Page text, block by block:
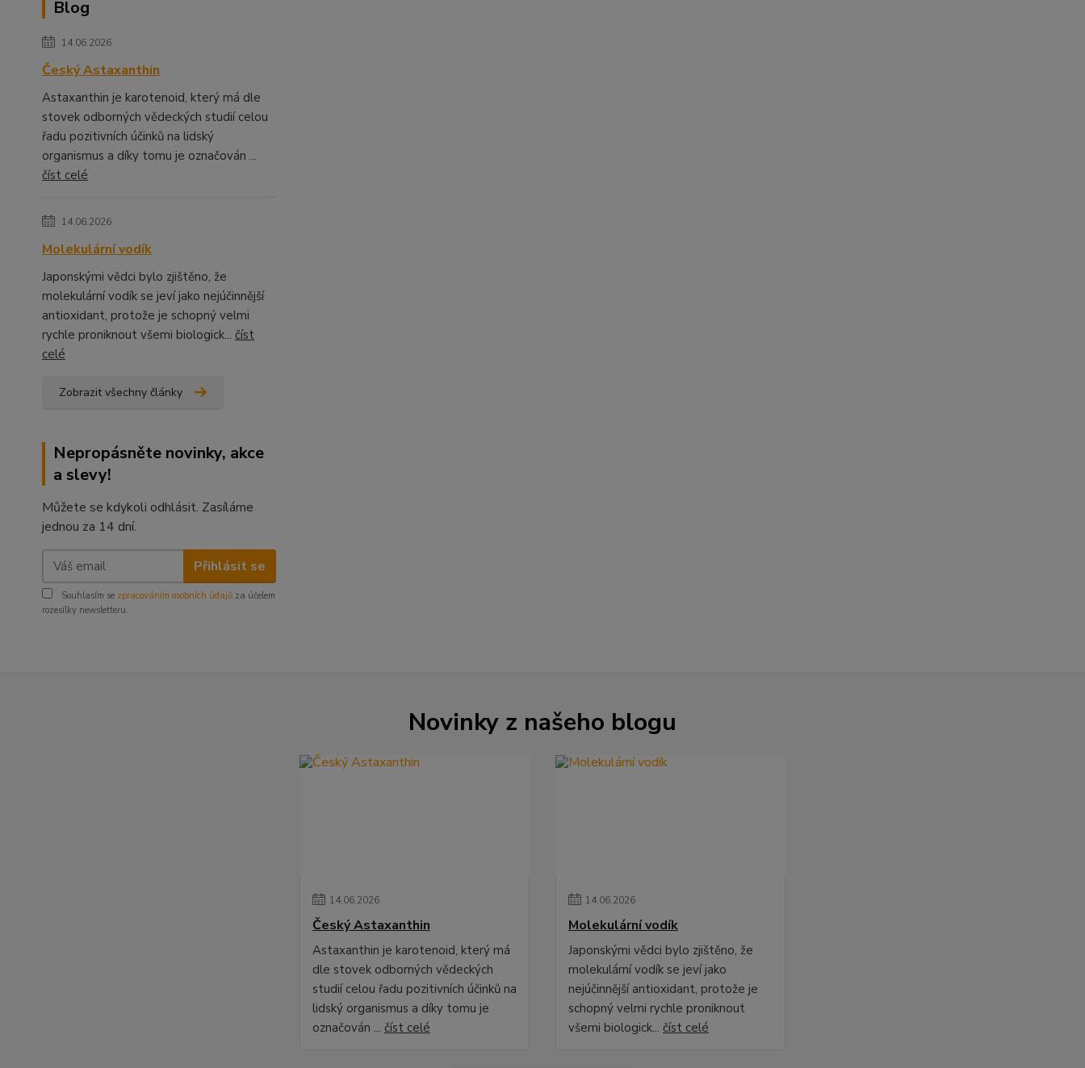
Blog
14.06.2026
Český Astaxanthin
Astaxanthin je karotenoid, který má dle
stovek odborných vědeckých studií celou
řadu pozitivních účinků na lidský
organismus a díky tomu je označován ...
číst celé
14.06.2026
Molekulární vodík
Japonskými vědci bylo zjištěno, že
molekulární vodík se jeví jako nejúčinnější
antioxidant, protože je schopný velmi
rychle proniknout všemi biologick... číst
celé
Zobrazit všechny články
Nepropásněte novinky, akce
a slevy!
Můžete se kdykoli odhlásit. Zasíláme
jednou za 14 dní.
Přihlásit se
Souhlasím se zpracováním osobních údajů za účelem
rozesílky newsletteru.
Novinky z našeho blogu
14.06.2026
Český Astaxanthin
Astaxanthin je karotenoid, který má
dle stovek odborných vědeckých
studií celou řadu pozitivních účinků na
lidský organismus a díky tomu je
označován ... číst celé
14.06.2026
Molekulární vodík
Japonskými vědci bylo zjištěno, že
molekulární vodík se jeví jako
nejúčinnější antioxidant, protože je
schopný velmi rychle proniknout
všemi biologick... číst celé